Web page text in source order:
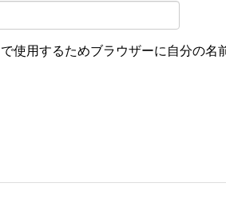
使用するためブラウザーに自分の名